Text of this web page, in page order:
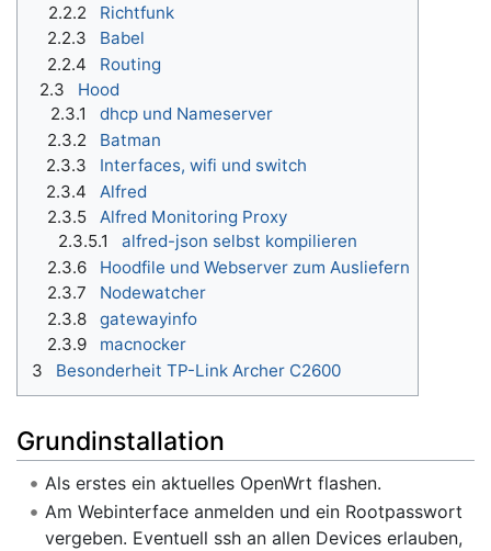
2.2.2
Richtfunk
2.2.3
Babel
2.2.4
Routing
2.3
Hood
2.3.1
dhcp und Nameserver
2.3.2
Batman
2.3.3
Interfaces, wifi und switch
2.3.4
Alfred
2.3.5
Alfred Monitoring Proxy
2.3.5.1
alfred-json selbst kompilieren
2.3.6
Hoodfile und Webserver zum Ausliefern
2.3.7
Nodewatcher
2.3.8
gatewayinfo
2.3.9
macnocker
3
Besonderheit TP-Link Archer C2600
Grundinstallation
Als erstes ein aktuelles OpenWrt flashen.
Am Webinterface anmelden und ein Rootpasswort
vergeben. Eventuell ssh an allen Devices erlauben,